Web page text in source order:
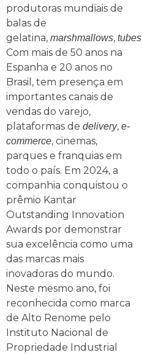
produtoras mundiais de
balas de
gelatina, marshmallows, tubes
Com mais de 50 anos na
Espanha e 20 anos no
Brasil, tem presença em
importantes canais de
vendas do varejo,
plataformas de delivery, e-
commerce, cinemas,
parques e franquias em
todo o país. Em 2024, a
companhia conquistou o
prêmio Kantar
Outstanding Innovation
Awards por demonstrar
sua excelência como uma
das marcas mais
inovadoras do mundo.
Neste mesmo ano, foi
reconhecida como marca
de Alto Renome pelo
Instituto Nacional de
Propriedade Industrial